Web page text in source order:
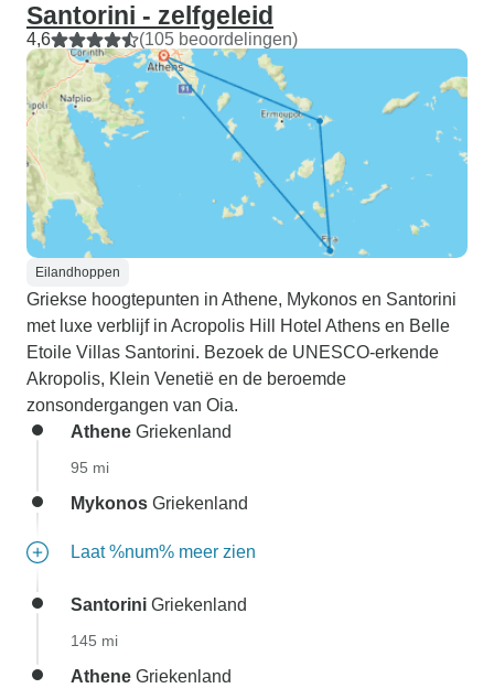
Santorini - zelfgeleid
4,6 (105 beoordelingen)
Eilandhoppen
Griekse hoogtepunten in Athene, Mykonos en Santorini
met luxe verblijf in Acropolis Hill Hotel Athens en Belle
Etoile Villas Santorini. Bezoek de UNESCO-erkende
Akropolis, Klein Venetië en de beroemde
zonsondergangen van Oia.
Athene Griekenland
95 mi
Mykonos Griekenland
Laat %num% meer zien
Santorini Griekenland
145 mi
Athene Griekenland